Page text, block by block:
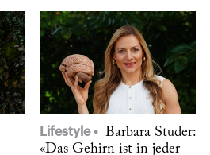
Lifestyle
Barbara Studer:
«Das Gehirn ist in jeder